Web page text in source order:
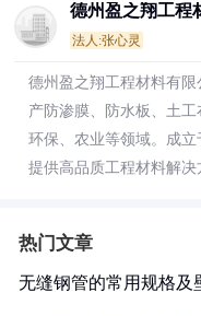
德州盈之翔工程
法人:张心灵
德州盈之翔工程材料有
产防渗膜、防水板、土工
环保、农业等领域。成立
提供高品质工程材料解决
热门文章
无缝钢管的常用规格及